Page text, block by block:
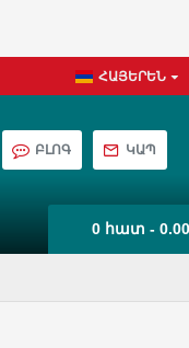
ՀԱՅԵՐԵՆ
ԲԼՈԳ ԿԱՊ
0 հատ -